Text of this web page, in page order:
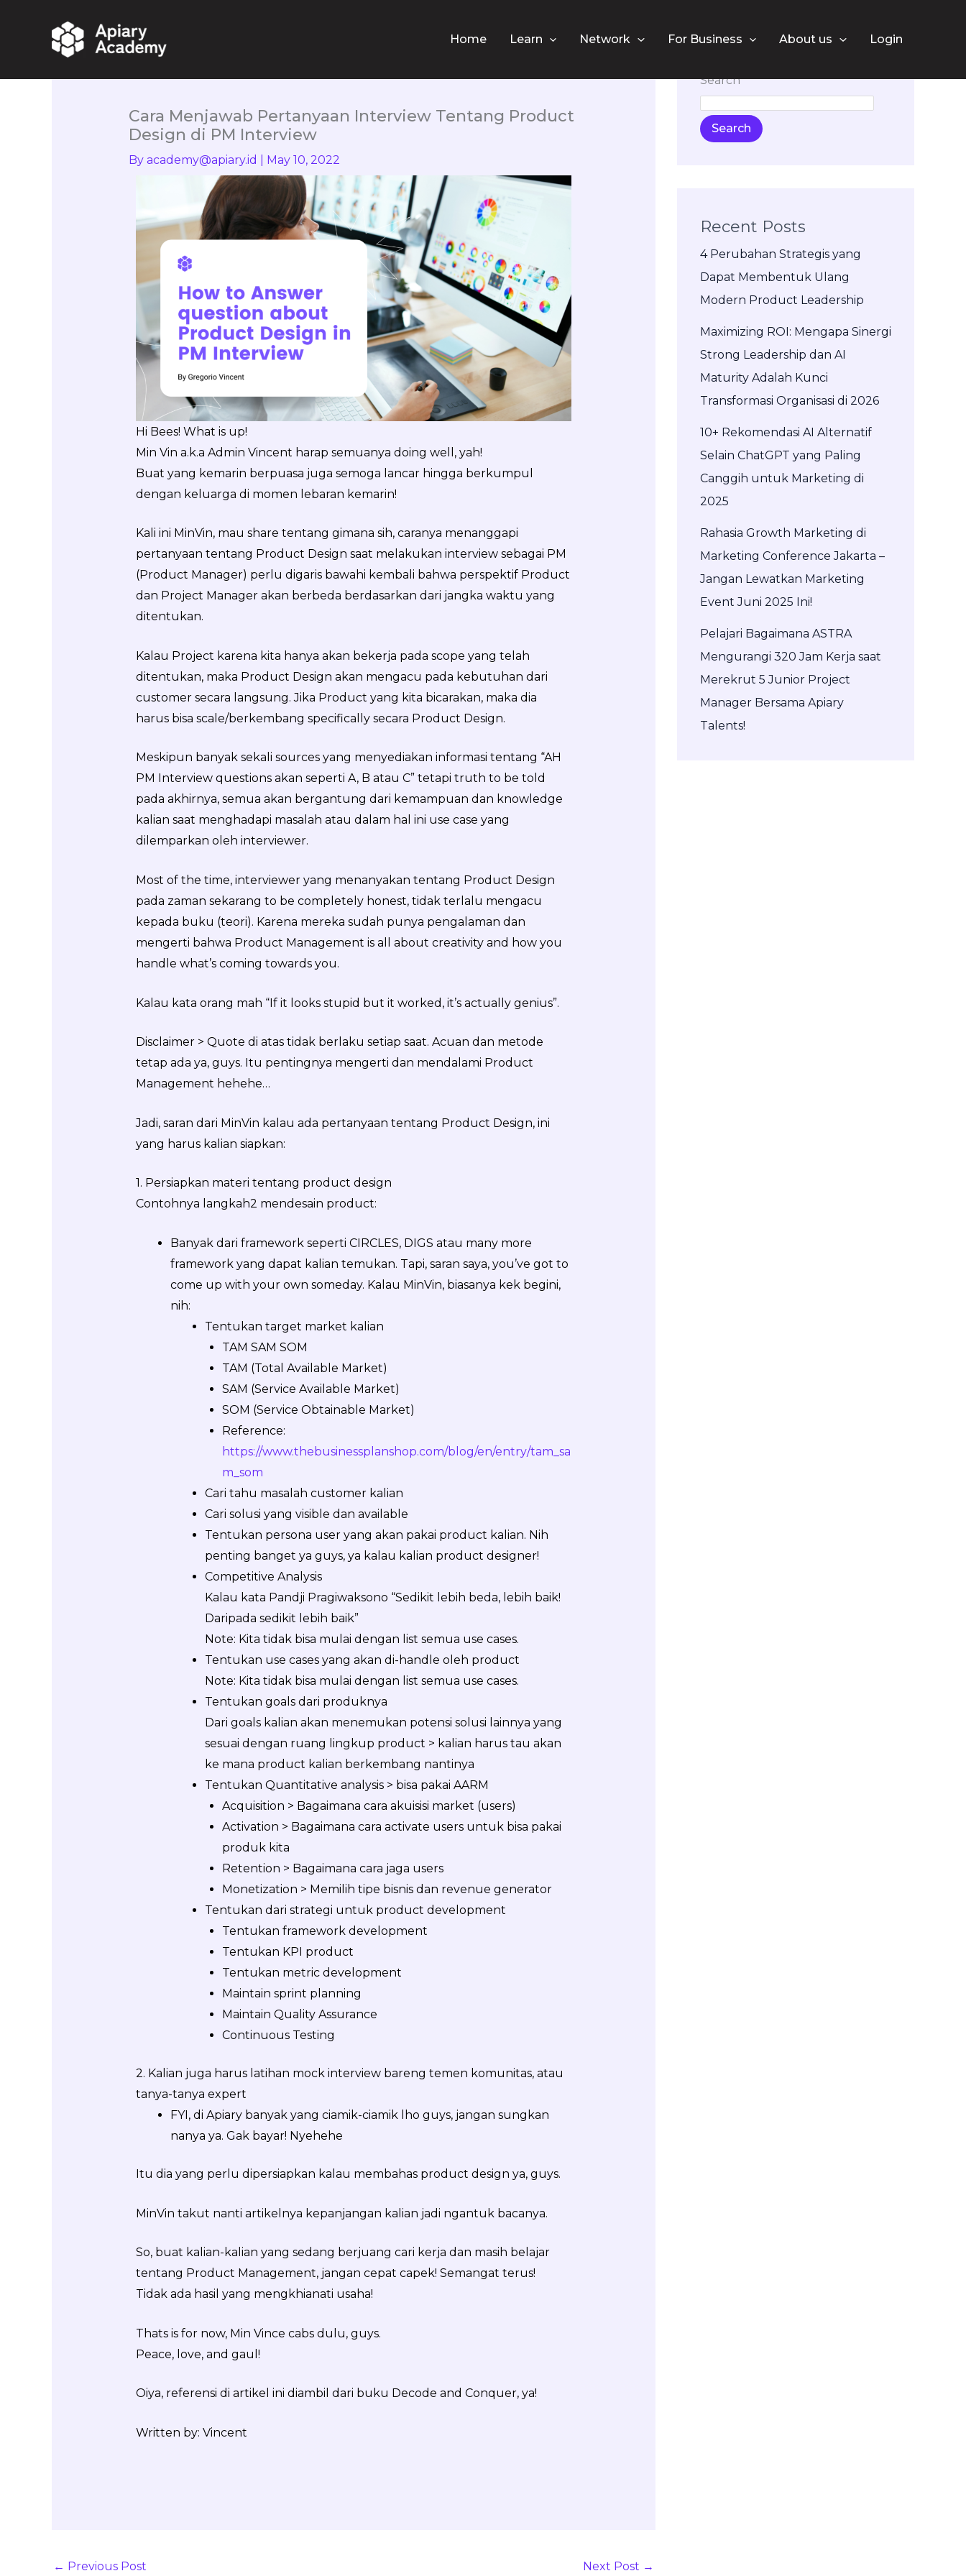
Home Learn Network For Business About us Login
Cara Menjawab Pertanyaan Interview Tentang Product
Design di PM Interview
By academy@apiary.id May 10, 2022
Hi Bees! What is up!
Min Vin a.k.a Admin Vincent harap semuanya doing well, yah!
Buat yang kemarin berpuasa juga semoga lancar hingga berkumpul
dengan keluarga di momen lebaran kemarin!
Kali ini MinVin, mau share tentang gimana sih, caranya menanggapi
pertanyaan tentang Product Design saat melakukan interview sebagai PM
(Product Manager) perlu digaris bawahi kembali bahwa perspektif Product
dan Project Manager akan berbeda berdasarkan dari jangka waktu yang
ditentukan.
Kalau Project karena kita hanya akan bekerja pada scope yang telah
ditentukan, maka Product Design akan mengacu pada kebutuhan dari
customer secara langsung. Jika Product yang kita bicarakan, maka dia
harus bisa scale/berkembang specifically secara Product Design.
Meskipun banyak sekali sources yang menyediakan informasi tentang “AH
PM Interview questions akan seperti A, B atau C” tetapi truth to be told
pada akhirnya, semua akan bergantung dari kemampuan dan knowledge
kalian saat menghadapi masalah atau dalam hal ini use case yang
dilemparkan oleh interviewer.
Most of the time, interviewer yang menanyakan tentang Product Design
pada zaman sekarang to be completely honest, tidak terlalu mengacu
kepada buku (teori). Karena mereka sudah punya pengalaman dan
mengerti bahwa Product Management is all about creativity and how you
handle what’s coming towards you.
Kalau kata orang mah “If it looks stupid but it worked, it’s actually genius”.
Disclaimer > Quote di atas tidak berlaku setiap saat. Acuan dan metode
tetap ada ya, guys. Itu pentingnya mengerti dan mendalami Product
Management hehehe…
Jadi, saran dari MinVin kalau ada pertanyaan tentang Product Design, ini
yang harus kalian siapkan:
1. Persiapkan materi tentang product design
Contohnya langkah2 mendesain product:
Banyak dari framework seperti CIRCLES, DIGS atau many more
framework yang dapat kalian temukan. Tapi, saran saya, you’ve got to
come up with your own someday. Kalau MinVin, biasanya kek begini,
nih:
Tentukan target market kalian
TAM SAM SOM
TAM (Total Available Market)
SAM (Service Available Market)
SOM (Service Obtainable Market)
Reference:
https://www.thebusinessplanshop.com/blog/en/entry/tam_sa
m_som
Cari tahu masalah customer kalian
Cari solusi yang visible dan available
Tentukan persona user yang akan pakai product kalian. Nih
penting banget ya guys, ya kalau kalian product designer!
Competitive Analysis
Kalau kata Pandji Pragiwaksono “Sedikit lebih beda, lebih baik!
Daripada sedikit lebih baik”
Note: Kita tidak bisa mulai dengan list semua use cases.
Tentukan use cases yang akan di-handle oleh product
Note: Kita tidak bisa mulai dengan list semua use cases.
Tentukan goals dari produknya
Dari goals kalian akan menemukan potensi solusi lainnya yang
sesuai dengan ruang lingkup product > kalian harus tau akan
ke mana product kalian berkembang nantinya
Tentukan Quantitative analysis > bisa pakai AARM
Acquisition > Bagaimana cara akuisisi market (users)
Activation > Bagaimana cara activate users untuk bisa pakai
produk kita
Retention > Bagaimana cara jaga users
Monetization > Memilih tipe bisnis dan revenue generator
Tentukan dari strategi untuk product development
Tentukan framework development
Tentukan KPI product
Tentukan metric development
Maintain sprint planning
Maintain Quality Assurance
Continuous Testing
2. Kalian juga harus latihan mock interview bareng temen komunitas, atau
tanya-tanya expert
FYI, di Apiary banyak yang ciamik-ciamik lho guys, jangan sungkan
nanya ya. Gak bayar! Nyehehe
Itu dia yang perlu dipersiapkan kalau membahas product design ya, guys.
MinVin takut nanti artikelnya kepanjangan kalian jadi ngantuk bacanya.
So, buat kalian-kalian yang sedang berjuang cari kerja dan masih belajar
tentang Product Management, jangan cepat capek! Semangat terus!
Tidak ada hasil yang mengkhianati usaha!
Thats is for now, Min Vince cabs dulu, guys.
Peace, love, and gaul!
Oiya, referensi di artikel ini diambil dari buku Decode and Conquer, ya!
Written by: Vincent
← Previous Post Next Post →
Search
Search
Recent Posts
4 Perubahan Strategis yang
Dapat Membentuk Ulang
Modern Product Leadership
Maximizing ROI: Mengapa Sinergi
Strong Leadership dan AI
Maturity Adalah Kunci
Transformasi Organisasi di 2026
10+ Rekomendasi AI Alternatif
Selain ChatGPT yang Paling
Canggih untuk Marketing di
2025
Rahasia Growth Marketing di
Marketing Conference Jakarta –
Jangan Lewatkan Marketing
Event Juni 2025 Ini!
Pelajari Bagaimana ASTRA
Mengurangi 320 Jam Kerja saat
Merekrut 5 Junior Project
Manager Bersama Apiary
Talents!